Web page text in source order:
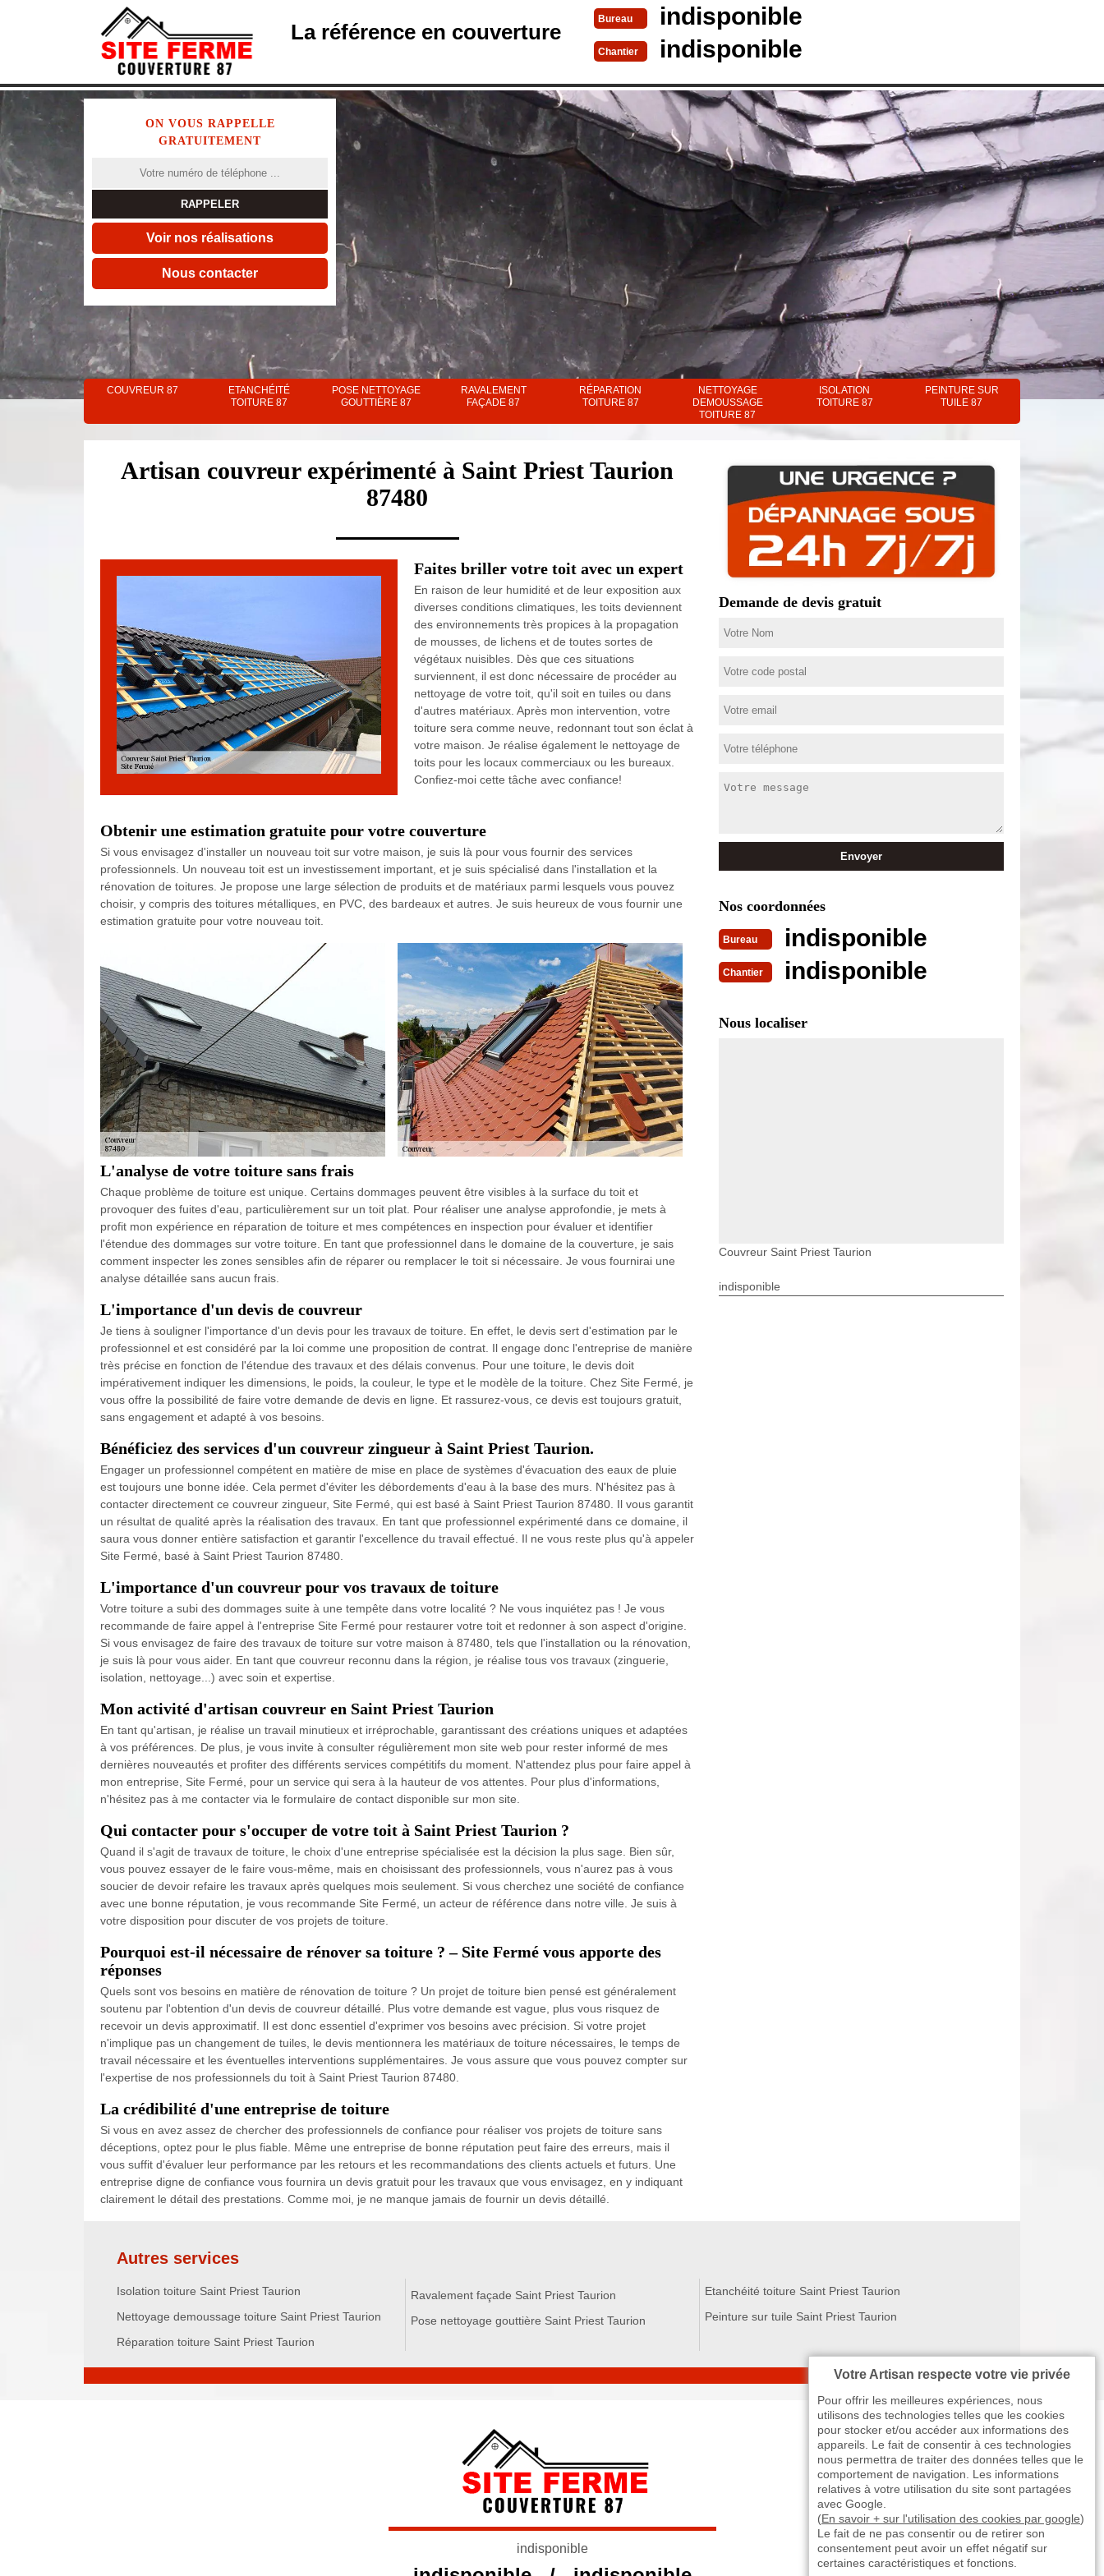
La référence en couverture
Bureau indisponible
Chantier indisponible
ON VOUS RAPPELLE
GRATUITEMENT
Voir nos réalisations
Nous contacter
COUVREUR 87
ETANCHÉITÉ
TOITURE 87
POSE NETTOYAGE
GOUTTIÈRE 87
RAVALEMENT
FAÇADE 87
RÉPARATION
TOITURE 87
NETTOYAGE
DEMOUSSAGE
TOITURE 87
ISOLATION
TOITURE 87
PEINTURE SUR
TUILE 87
Artisan couvreur expérimenté à Saint Priest Taurion
87480
Faites briller votre toit avec un expert
En raison de leur humidité et de leur exposition aux
diverses conditions climatiques, les toits deviennent
des environnements très propices à la propagation
de mousses, de lichens et de toutes sortes de
végétaux nuisibles. Dès que ces situations
surviennent, il est donc nécessaire de procéder au
nettoyage de votre toit, qu'il soit en tuiles ou dans
d'autres matériaux. Après mon intervention, votre
toiture sera comme neuve, redonnant tout son éclat à
votre maison. Je réalise également le nettoyage de
toits pour les locaux commerciaux ou les bureaux.
Confiez-moi cette tâche avec confiance!
Obtenir une estimation gratuite pour votre couverture
Si vous envisagez d'installer un nouveau toit sur votre maison, je suis là pour vous fournir des services
professionnels. Un nouveau toit est un investissement important, et je suis spécialisé dans l'installation et la
rénovation de toitures. Je propose une large sélection de produits et de matériaux parmi lesquels vous pouvez
choisir, y compris des toitures métalliques, en PVC, des bardeaux et autres. Je suis heureux de vous fournir une
estimation gratuite pour votre nouveau toit.
L'analyse de votre toiture sans frais
Chaque problème de toiture est unique. Certains dommages peuvent être visibles à la surface du toit et
provoquer des fuites d'eau, particulièrement sur un toit plat. Pour réaliser une analyse approfondie, je mets à
profit mon expérience en réparation de toiture et mes compétences en inspection pour évaluer et identifier
l'étendue des dommages sur votre toiture. En tant que professionnel dans le domaine de la couverture, je sais
comment inspecter les zones sensibles afin de réparer ou remplacer le toit si nécessaire. Je vous fournirai une
analyse détaillée sans aucun frais.
L'importance d'un devis de couvreur
Je tiens à souligner l'importance d'un devis pour les travaux de toiture. En effet, le devis sert d'estimation par le
professionnel et est considéré par la loi comme une proposition de contrat. Il engage donc l'entreprise de manière
très précise en fonction de l'étendue des travaux et des délais convenus. Pour une toiture, le devis doit
impérativement indiquer les dimensions, le poids, la couleur, le type et le modèle de la toiture. Chez Site Fermé, je
vous offre la possibilité de faire votre demande de devis en ligne. Et rassurez-vous, ce devis est toujours gratuit,
sans engagement et adapté à vos besoins.
Bénéficiez des services d'un couvreur zingueur à Saint Priest Taurion.
Engager un professionnel compétent en matière de mise en place de systèmes d'évacuation des eaux de pluie
est toujours une bonne idée. Cela permet d'éviter les débordements d'eau à la base des murs. N'hésitez pas à
contacter directement ce couvreur zingueur, Site Fermé, qui est basé à Saint Priest Taurion 87480. Il vous garantit
un résultat de qualité après la réalisation des travaux. En tant que professionnel expérimenté dans ce domaine, il
saura vous donner entière satisfaction et garantir l'excellence du travail effectué. Il ne vous reste plus qu'à appeler
Site Fermé, basé à Saint Priest Taurion 87480.
L'importance d'un couvreur pour vos travaux de toiture
Votre toiture a subi des dommages suite à une tempête dans votre localité ? Ne vous inquiétez pas ! Je vous
recommande de faire appel à l'entreprise Site Fermé pour restaurer votre toit et redonner à son aspect d'origine.
Si vous envisagez de faire des travaux de toiture sur votre maison à 87480, tels que l'installation ou la rénovation,
je suis là pour vous aider. En tant que couvreur reconnu dans la région, je réalise tous vos travaux (zinguerie,
isolation, nettoyage...) avec soin et expertise.
Mon activité d'artisan couvreur en Saint Priest Taurion
En tant qu'artisan, je réalise un travail minutieux et irréprochable, garantissant des créations uniques et adaptées
à vos préférences. De plus, je vous invite à consulter régulièrement mon site web pour rester informé de mes
dernières nouveautés et profiter des différents services compétitifs du moment. N'attendez plus pour faire appel à
mon entreprise, Site Fermé, pour un service qui sera à la hauteur de vos attentes. Pour plus d'informations,
n'hésitez pas à me contacter via le formulaire de contact disponible sur mon site.
Qui contacter pour s'occuper de votre toit à Saint Priest Taurion ?
Quand il s'agit de travaux de toiture, le choix d'une entreprise spécialisée est la décision la plus sage. Bien sûr,
vous pouvez essayer de le faire vous-même, mais en choisissant des professionnels, vous n'aurez pas à vous
soucier de devoir refaire les travaux après quelques mois seulement. Si vous cherchez une société de confiance
avec une bonne réputation, je vous recommande Site Fermé, un acteur de référence dans notre ville. Je suis à
votre disposition pour discuter de vos projets de toiture.
Pourquoi est-il nécessaire de rénover sa toiture ? – Site Fermé vous apporte des
réponses
Quels sont vos besoins en matière de rénovation de toiture ? Un projet de toiture bien pensé est généralement
soutenu par l'obtention d'un devis de couvreur détaillé. Plus votre demande est vague, plus vous risquez de
recevoir un devis approximatif. Il est donc essentiel d'exprimer vos besoins avec précision. Si votre projet
n'implique pas un changement de tuiles, le devis mentionnera les matériaux de toiture nécessaires, le temps de
travail nécessaire et les éventuelles interventions supplémentaires. Je vous assure que vous pouvez compter sur
l'expertise de nos professionnels du toit à Saint Priest Taurion 87480.
La crédibilité d'une entreprise de toiture
Si vous en avez assez de chercher des professionnels de confiance pour réaliser vos projets de toiture sans
déceptions, optez pour le plus fiable. Même une entreprise de bonne réputation peut faire des erreurs, mais il
vous suffit d'évaluer leur performance par les retours et les recommandations des clients actuels et futurs. Une
entreprise digne de confiance vous fournira un devis gratuit pour les travaux que vous envisagez, en y indiquant
clairement le détail des prestations. Comme moi, je ne manque jamais de fournir un devis détaillé.
Demande de devis gratuit
Nos coordonnées
Bureau indisponible
Chantier indisponible
Nous localiser
Couvreur Saint Priest Taurion
indisponible
Autres services
Isolation toiture Saint Priest Taurion
Nettoyage demoussage toiture Saint Priest Taurion
Réparation toiture Saint Priest Taurion
Ravalement façade Saint Priest Taurion
Pose nettoyage gouttière Saint Priest Taurion
Etanchéité toiture Saint Priest Taurion
Peinture sur tuile Saint Priest Taurion
indisponible
Votre Artisan respecte votre vie privée
Pour offrir les meilleures expériences, nous
utilisons des technologies telles que les cookies
pour stocker et/ou accéder aux informations des
appareils. Le fait de consentir à ces technologies
nous permettra de traiter des données telles que le
comportement de navigation. Les informations
relatives à votre utilisation du site sont partagées
avec Google.
(En savoir + sur l'utilisation des cookies par google)
Le fait de ne pas consentir ou de retirer son
consentement peut avoir un effet négatif sur
certaines caractéristiques et fonctions.